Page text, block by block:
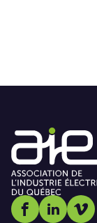
Social media
Social